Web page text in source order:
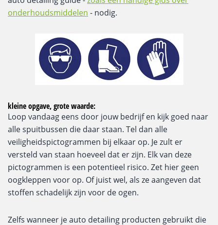
onderhoudsmiddelen - nodig.
kleine opgave, grote waarde:
Loop vandaag eens door jouw bedrijf en kijk goed naar
alle spuitbussen die daar staan. Tel dan alle
veiligheidspictogrammen bij elkaar op. Je zult er
versteld van staan hoeveel dat er zijn. Elk van deze
pictogrammen is een potentieel risico. Zet hier geen
oogkleppen voor op. Of juist wel, als ze aangeven dat
stoffen schadelijk zijn voor de ogen.
Zelfs wanneer je auto detailing producten gebruikt die